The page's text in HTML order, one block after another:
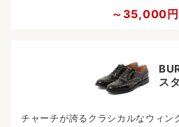
～35,000円
ス
チャーチが誇るクラシカルなウィン